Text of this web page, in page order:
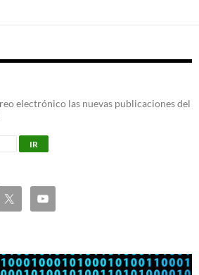
electrónico las nuevas publicaciones del